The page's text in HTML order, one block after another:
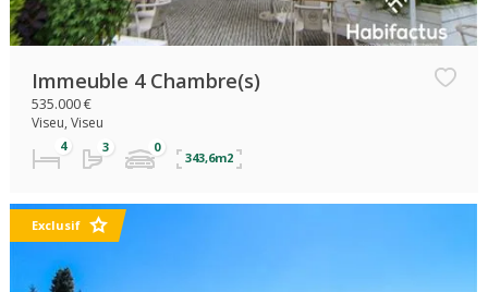
Immeuble 4 Chambre(s)
535.000 €
Viseu, Viseu
343,6m2
Exclusif